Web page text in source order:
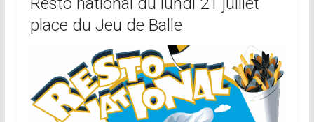
place du Jeu de Balle